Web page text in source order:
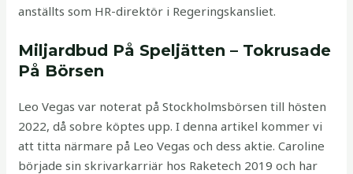
anställts som HR-direktör i Regeringskansliet.
Miljardbud På Speljätten – Tokrusade
På Börsen
Leo Vegas var noterat på Stockholmsbörsen till hösten
2022, då sobre köptes upp. I denna artikel kommer vi
att titta närmare på Leo Vegas och dess aktie. Caroline
började sin skrivarkarriär hos Raketech 2019 och har